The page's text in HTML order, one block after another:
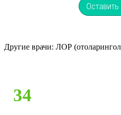
Другие врачи: ЛОР
34